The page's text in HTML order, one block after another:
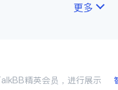
更多
精英会员，进行展示